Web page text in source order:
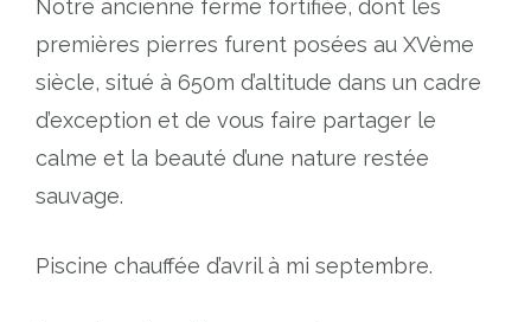
Notre ancienne ferme fortifiée, dont les
premières pierres furent posées au XVème
siècle, situé à 650m d’altitude dans un cadre
d’exception et de vous faire partager le
calme et la beauté d’une nature restée
sauvage.
Piscine chauffée d’avril à mi septembre.